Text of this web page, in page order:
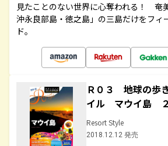
見たことのない世界に心奪われる！ 奄
沖永良部島・徳之島」の三島だけをフィ
ド。
Ｒ０３ 地球の歩
イル マウイ島 ２
Resort Style
2018.12.12 発売